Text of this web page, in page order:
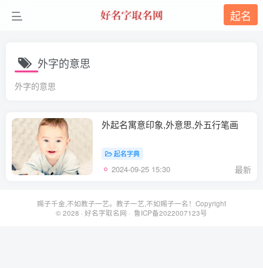
起名
外字的意思
外字的意思
外起名寓意印象,外意思,外五行笔画
起名字典
2024-09-25 15:30 最新
赐子千金,不如教子一艺。教子一艺,不如赐子一名！Copyright
© 2028 · 好名字取名网 · 鲁ICP备2022007123号